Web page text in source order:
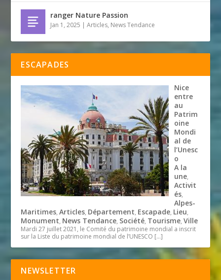
ranger Nature Passion
Jan 1, 2025 |Articles, News Tendance
ESCAPADES
Nice
entre
au
Patrim
oine
Mondi
al de
l’Unesc
o
A la
une,
Activit
és,
Alpes-
Maritimes,Articles, Département, Escapade, Lieu,
Monument, News Tendance, Société, Tourisme,Ville
Mardi 27 juillet 2021, le Comité du patrimoine mondial a inscrit
sur la Liste du patrimoine mondial de l’UNESCO […]
NEWSLETTER